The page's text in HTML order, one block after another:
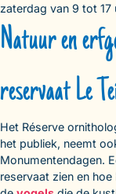
zaterdag van 9 tot 17
Natuur en
reservaat Le
Het Réserve
het publiek, neemt
Monumentendagen.
reservaat zien en